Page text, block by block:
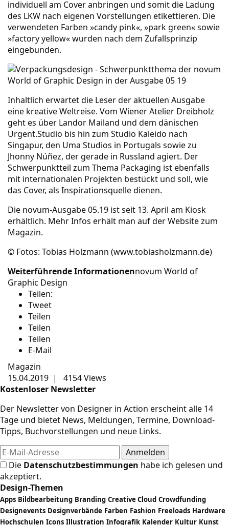
individuell am Cover anbringen und somit die Ladung
des LKW nach eigenen Vorstellungen etikettieren. Die
verwendeten Farben »candy pink«, »park green« sowie
»factory yellow« wurden nach dem Zufallsprinzip
eingebunden.
Inhaltlich erwartet die Leser deraktuellen Ausgabe
eine kreative Weltreise. Vom Wiener Atelier Dreibholz
geht es über Landor Mailand und dem dänischen
Urgent.Studio bis hin zum Studio Kaleido nach
Singapur, den Uma Studios in Portugals sowie zu
Jhonny Núñez, der gerade in Russland agiert. Der
Schwerpunktteil zum Thema Packaging ist ebenfalls
mit internationalen Projekten bestückt und soll, wie
das Cover, als Inspirationsquelle dienen.
Die novum-Ausgabe 05.19 ist seit 13. April am Kiosk
erhältlich. Mehr Infos erhält man auf der Website zum
Magazin.
© Fotos: Tobias Holzmann (www.tobiasholzmann.de)
Weiterführende Informationennovum World of
Graphic Design
Teilen:
Tweet
Teilen
Teilen
Teilen
E-Mail
Magazin
15.04.2019 |
4154 Views
Kostenloser Newsletter
Der Newsletter von Designer in Action erscheint alle 14
Tage und bietet News, Meldungen, Termine, Download-
Tipps, Buchvorstellungen und neue Links.
Die Datenschutzbestimmungen habe ich gelesen und
akzeptiert.
Design-Themen
Apps Bildbearbeitung Branding Creative Cloud Crowdfunding
Designevents Designverbände Farben Fashion Freeloads Hardware
Hochschulen Icons Illustration Infografik Kalender Kultur Kunst